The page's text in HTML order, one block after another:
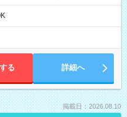
る 詳細へ
掲載日：2026.08.10